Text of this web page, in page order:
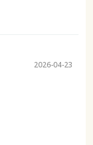
2026-04-23